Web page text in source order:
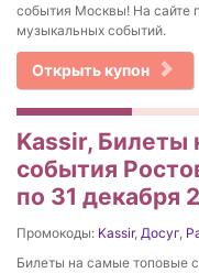
события Москвы! На сайте
музыкальных событий.
Открыть купон
Kassir, Билеты
события
по 31 декабря
Промокоды: Kassir, Досуг,
Билеты на самые топовые